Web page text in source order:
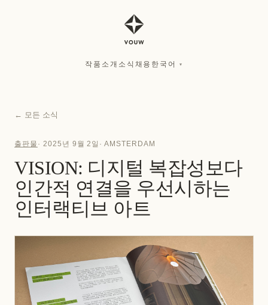
작품 소개 소식 채용 한국어 ▾
← 모든 소식
출판물 · 2025년 9월 2일 ·AMSTERDAM
VISION: 디지털 복잡성보다
인간적 연결을 우선시하는
인터랙티브 아트